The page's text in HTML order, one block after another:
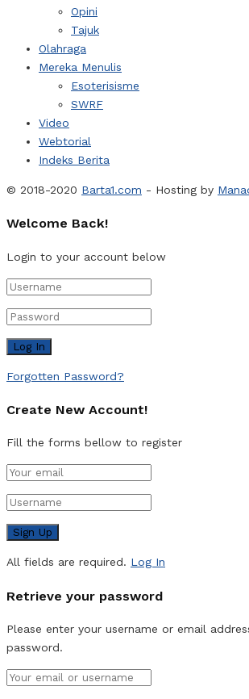
Opini
Tajuk
Olahraga
Mereka Menulis
Esoterisisme
SWRF
Video
Webtorial
Indeks Berita
© 2018-2020 Barta1.com - Hosting by
Welcome Back!
Login to your account below
Forgotten Password?
Create New Account!
Fill the forms bellow to register
All fields are required. Log In
Retrieve your password
Please enter your username or email
password.